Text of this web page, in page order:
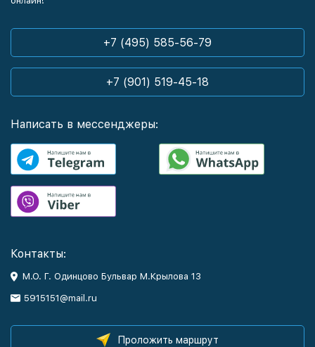
+7 (495) 585-56-79
+7 (901) 519-45-18
Написать в мессенджеры:
Контакты:
М.О. Г. Одинцово Бульвар М.Крылова 13
5915151@mail.ru
Проложить маршрут